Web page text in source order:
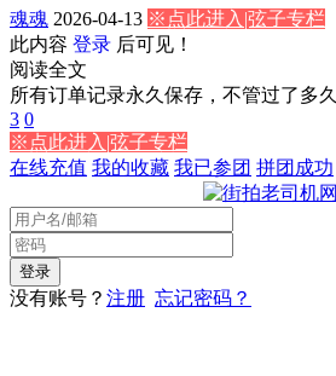
魂魂 2026-04-13 ※点此进入|弦子专栏
此内容 登录 后可见！
阅读全文
所有订单记录永久保存，不管过了多
3 0
※点此进入|弦子专栏
在线充值 我的收藏 我已参团 拼团成功
没有账号？ 注册 忘记密码？